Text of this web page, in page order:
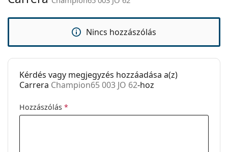
Kód:
Champion65 003 JO 62
Nincs hozzászólás
Kérdés vagy megjegyzés hozzáadása a(z)
Carrera Champion65 003 JO 62-hoz
Hozzászólás *